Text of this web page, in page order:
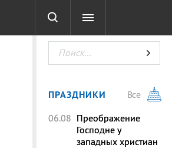
ТЕСТЫ
ПРАЗДНИКИ
Все
06.08 Преображение
Господне у
западных христиан